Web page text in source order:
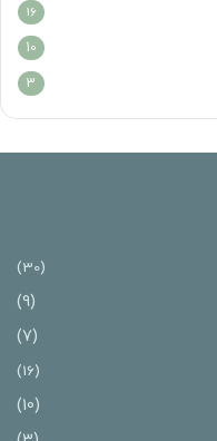
16
10
3
(30)
(9)
(7)
(16)
(10)